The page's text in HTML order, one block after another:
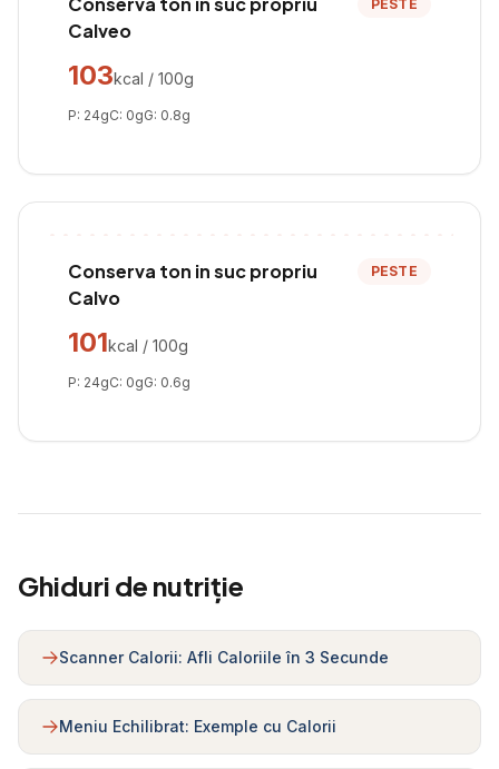
Calveo
PESTE
103kcal / 100g
P: 24gC: 0gG: 0.8g
Conserva ton in suc propriu
Calvo
PESTE
101kcal / 100g
P: 24gC: 0gG: 0.6g
Ghiduri de nutriție
Scanner Calorii: Afli Caloriile în 3 Secunde
Meniu Echilibrat: Exemple cu Calorii